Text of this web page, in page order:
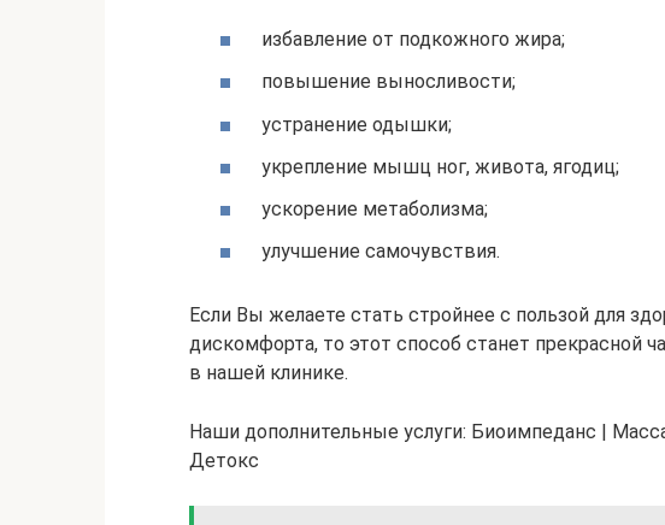
избавление от подкожного жира;
повышение выносливости;
устранение одышки;
укрепление мышц ног, живота, ягодиц;
ускорение метаболизма;
улучшение самочувствия.
Если Вы желаете стать стройнее с пользой для
дискомфорта, то этот способ станет прекрасной
в нашей клинике.
Наши дополнительные услуги: Биоимпеданс |
Детокс